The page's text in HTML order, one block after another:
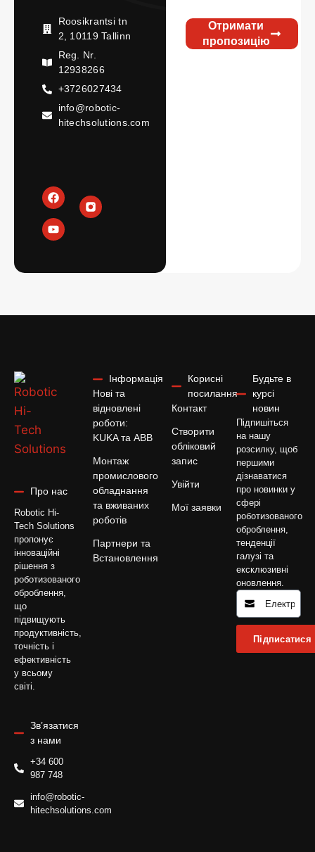
Roosikrantsi tn
2, 10119 Tallinn
Reg. Nr.
12938266
+3726027434
info@robotic-
hitechsolutions.com
Отримати
пропозицію
Про нас
Robotic Hi-
Tech Solutions
пропонує
інноваційні
рішення з
роботизованого
оброблення,
що
підвищують
продуктивність,
точність і
ефективність
у всьому
світі.
Зв’язатися
з нами
+34 600
987 748
info@robotic-
hitechsolutions.com
Інформація
Нові та
відновлені
роботи:
KUKA та ABB
Монтаж
промислового
обладнання
та вживаних
роботів
Партнери та
Встановлення
Корисні
посилання
Контакт
Створити
обліковий
запис
Увійти
Мої заявки
Будьте в
курсі
новин
Підпишіться
на нашу
розсилку, щоб
першими
дізнаватися
про новинки у
сфері
роботизованого
оброблення,
тенденції
галузі та
ексклюзивні
оновлення.
Підписатися